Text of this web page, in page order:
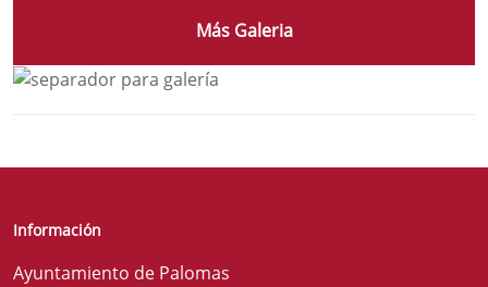
Más Galeria
Información
Ayuntamiento de Palomas